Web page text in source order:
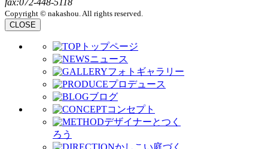
fax:072-448-5118
Copyright © nakashou. All rights reserved.
CLOSE
トップページ
ニュース
フォトギャラリー
プロデュース
ブログ
コンセプト
デザイナーとつく
ろう